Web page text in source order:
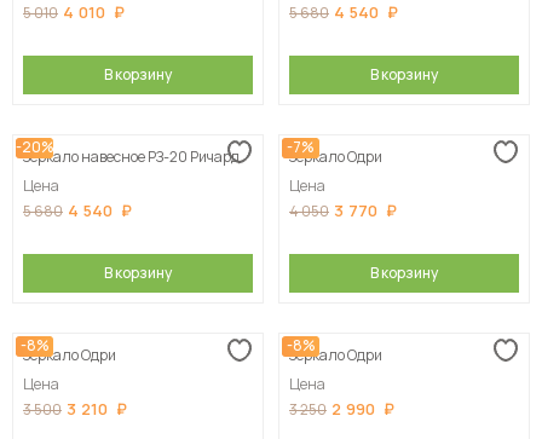
5 010 4 010
В корзину
5 680 4 540
В корзину
-20%
Зеркало навесное РЗ-20 Ричард
Цена
5 680 4 540
В корзину
-7%
Зеркало Одри
Цена
4 050 3 770
В корзину
-8%
Зеркало Одри
Цена
3 500 3 210
-8%
Зеркало Одри
Цена
3 250 2 990